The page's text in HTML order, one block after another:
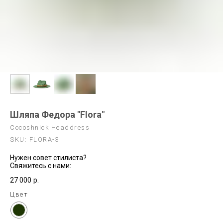
Шляпа Федора "Flora"
Cocoshnick Headdress
SKU: FLORA-3
Нужен совет стилиста?
Свяжитесь с нами:
27 000 р.
Цвет